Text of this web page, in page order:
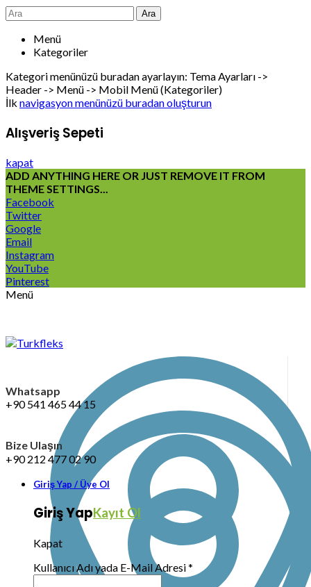
Ara
Menü
Kategoriler
Kategori menünüzü buradan ayarlayın: Tema Ayarları ->
Header -> Menü -> Mobil Menü (Kategoriler)
İlk navigasyon menünüzü buradan oluşturun
Alışveriş Sepeti
kapat
ADD ANYTHING HERE OR JUST REMOVE IT FROM
THEME SETTINGS...
Facebook
Twitter
Google
Email
Instagram
YouTube
Pinterest
Menü
Whatsapp
+90 541 465 44 15
Bize Ulaşın
+90 212 477 02 90
Giriş Yap / Üye Ol
Giriş YapKayıt Ol
Kapat
Kullanıcı Adı yada E-Mail Adresi*